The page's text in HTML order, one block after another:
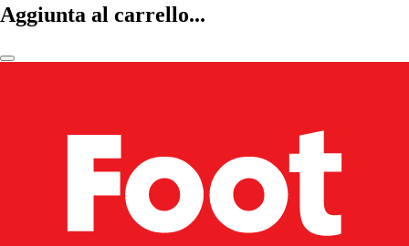
Aggiunta al carrello...